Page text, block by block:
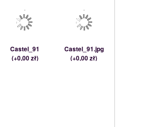
Castel_91
(+0,00 zł)
Castel_91.jpg
(+0,00 zł)